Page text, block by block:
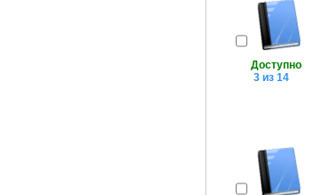
Доступно
3 из 14